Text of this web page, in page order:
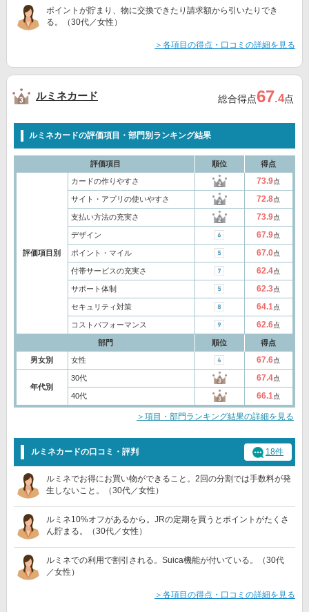
ポイントが貯まり、物に交換できたり請求額から引いたりでき
る。（30代／女性）
＞各項目の得点・口コミの詳細を見る
ルミネカード 総合得点67.4点
ルミネカードの評価項目・部門別ランキング結果
評価項目 順位 得点
評価項目別
カードの作りやすさ 73.9点
サイト・アプリの使いやすさ 72.8点
支払い方法の充実さ 73.9点
デザイン 67.9点
ポイント・マイル 67.0点
付帯サービスの充実さ 62.4点
サポート体制 62.3点
セキュリティ対策 64.1点
コストパフォーマンス 62.6点
部門 順位 得点
男女別 女性 67.6点
年代別
30代 67.4点
40代 66.1点
＞項目・部門ランキング結果の詳細を見る
ルミネカードの口コミ・評判 18件
ルミネでお得にお買い物ができること。2回の分割では手数料が発
生しないこと。（30代／女性）
ルミネ10%オフがあるから。JRの定期を買うとポイントがたくさ
ん貯まる。（30代／女性）
ルミネでの利用で割引される。Suica機能が付いている。（30代
／女性）
＞各項目の得点・口コミの詳細を見る